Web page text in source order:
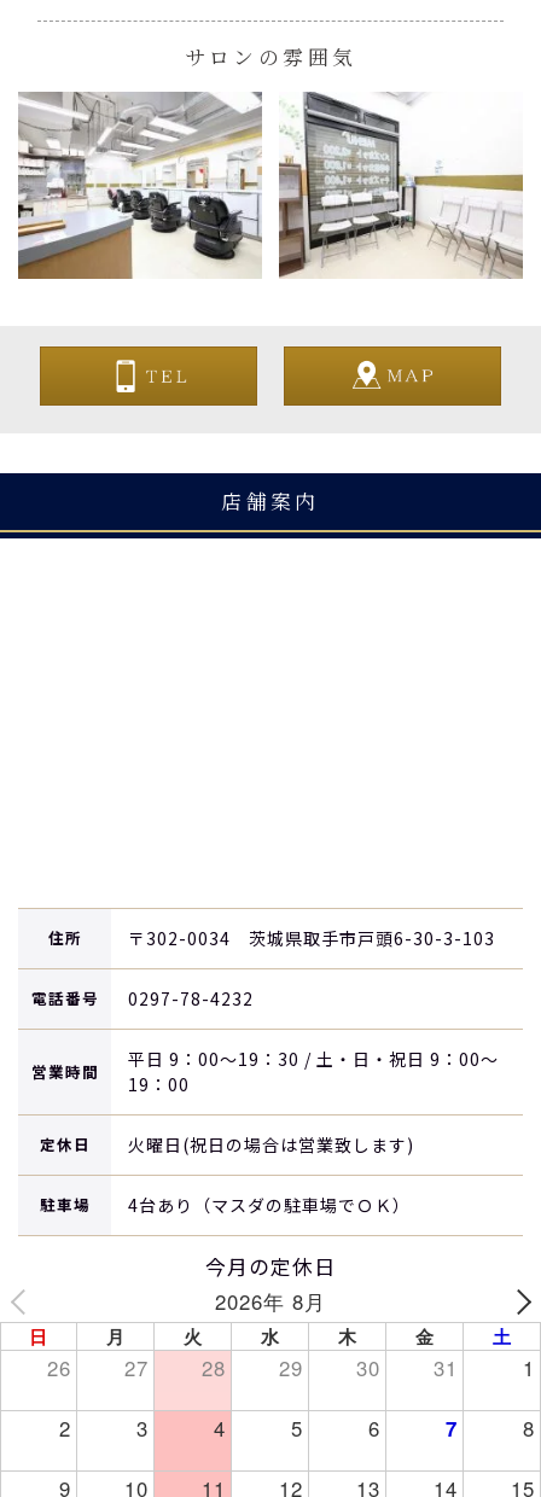
サロンの雰囲気
店舗案内
住所 〒302-0034 茨城県取手市戸頭6-30-3-103
電話番号 0297-78-4232
営業時間
平日 9：00～19：30 / 土・日・祝日 9：00～
19：00
定休日 火曜日(祝日の場合は営業致します)
駐車場 4台あり（マスダの駐車場でＯＫ）
今月の定休日
2026年 8月
日 月 火 水 木 金 土
26 27 28 29 30 31 1
2 3 4 5 6 7 8
9 10 11 12 13 14 15